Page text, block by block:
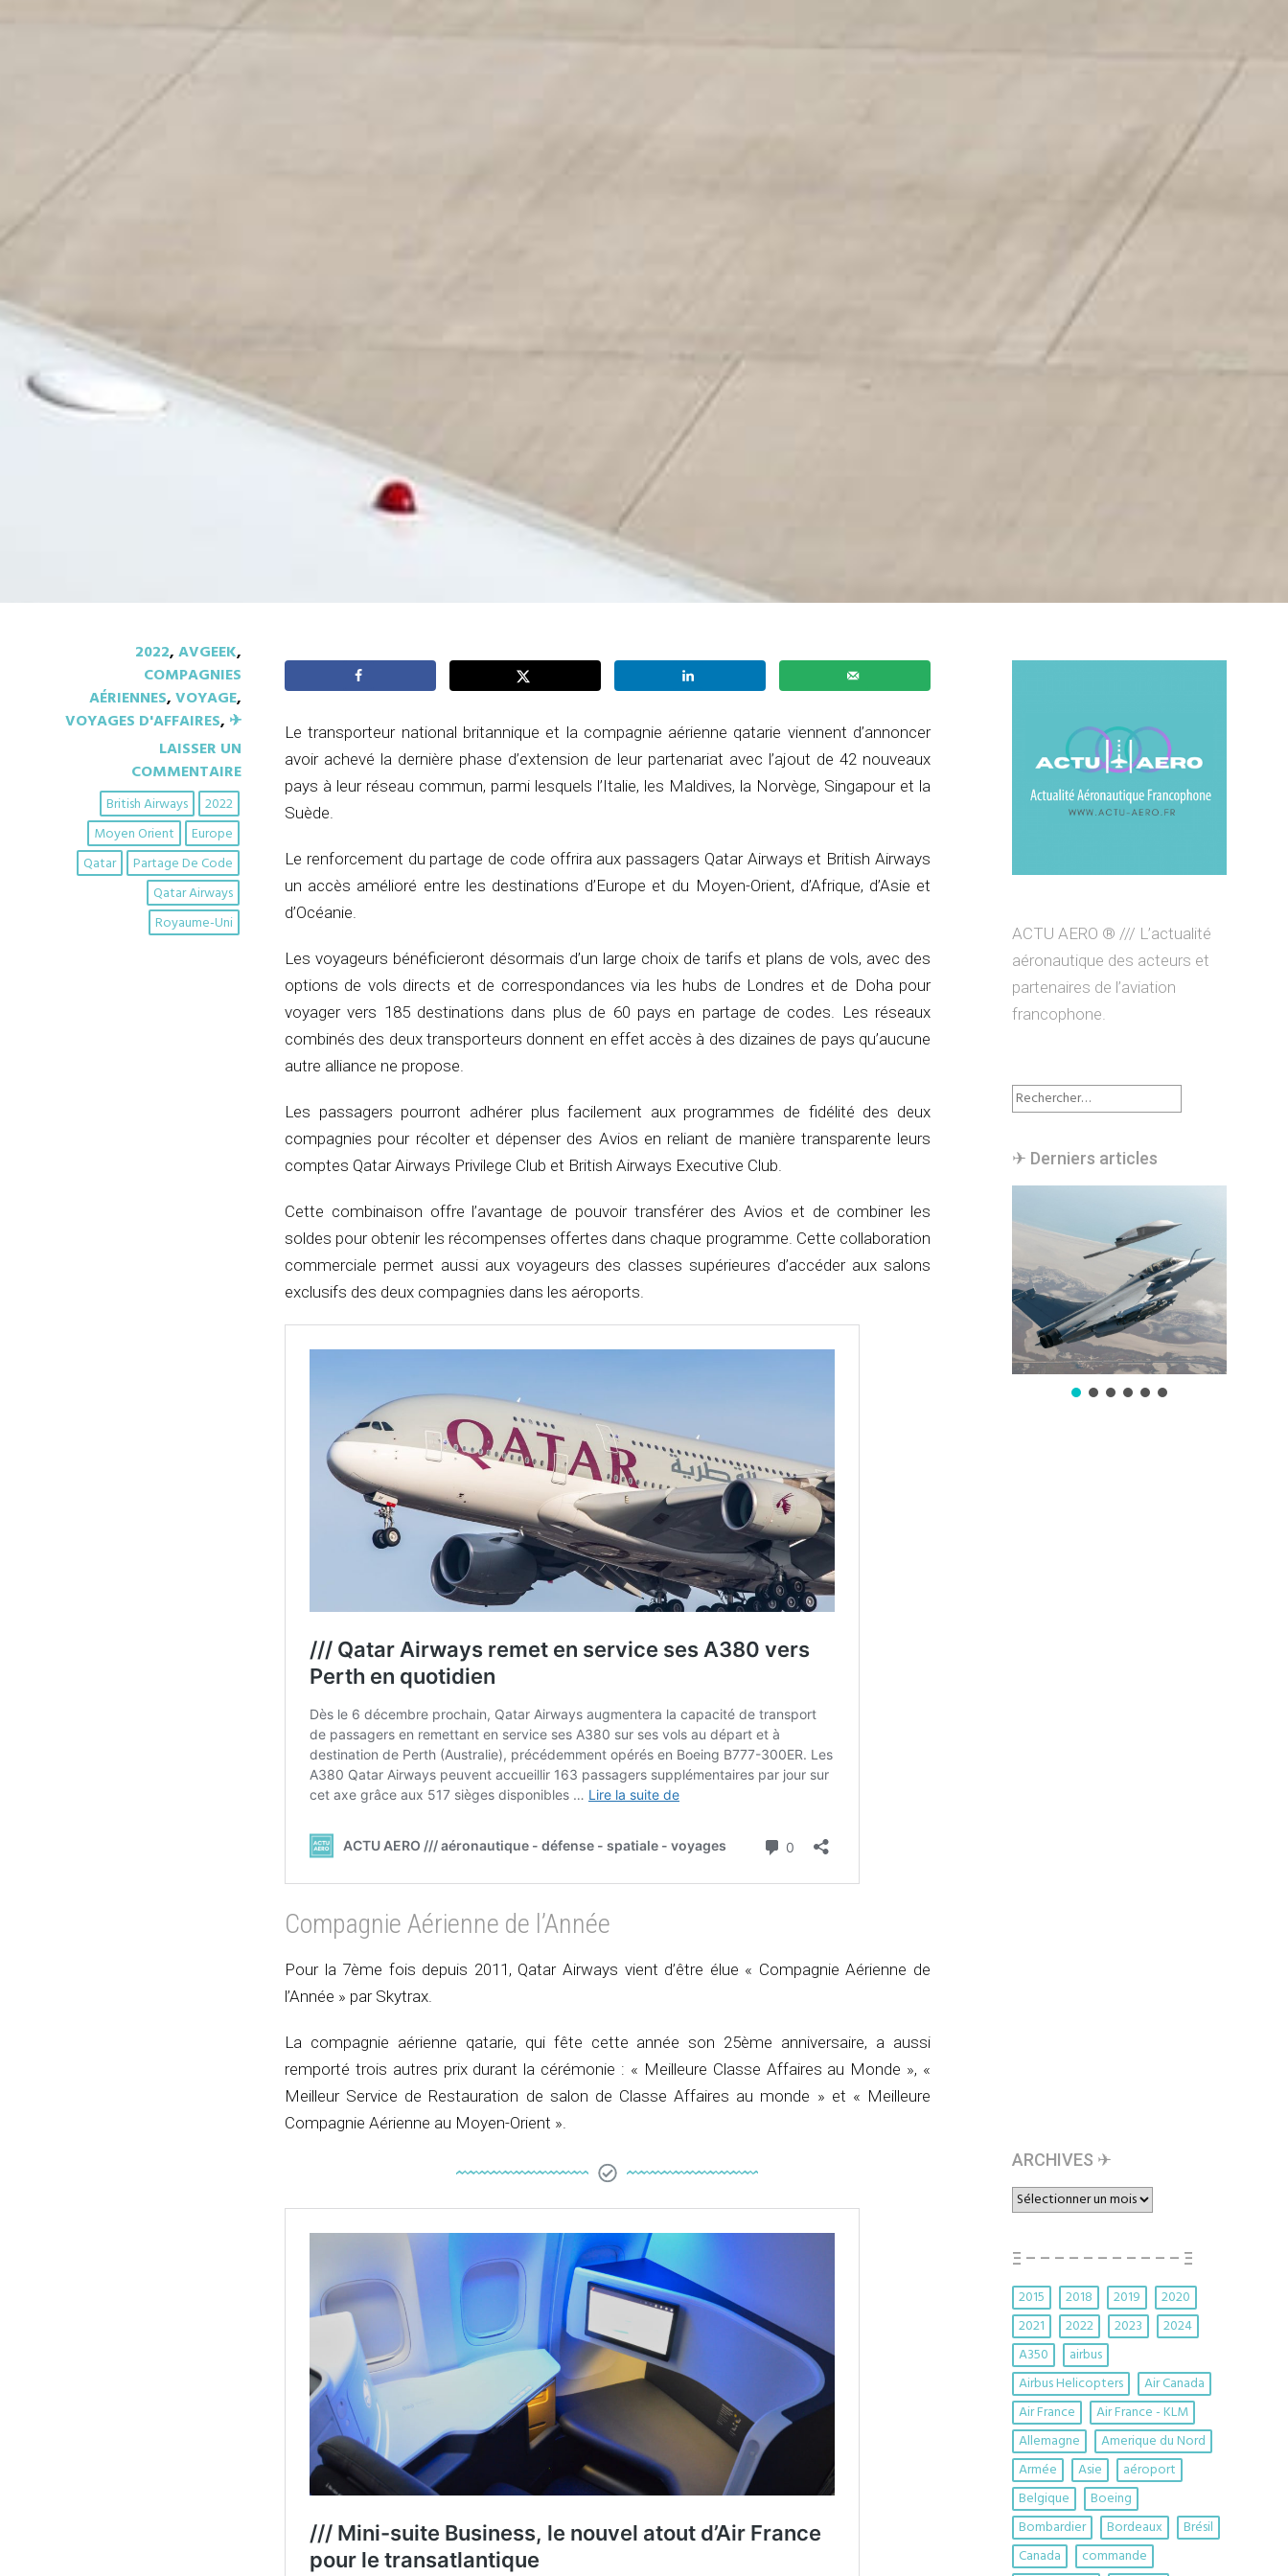
/// Qatar Airways et British Airways étendent le partage de code
29 septembre 2022
2022,AVGEEK,
COMPAGNIES
AÉRIENNES,VOYAGE,
VOYAGES D'AFFAIRES, ✈︎
LAISSER UN
COMMENTAIRE
2022
British Airways
Europe
Moyen Orient
Partage De Code
Qatar
Qatar Airways
Royaume-Uni
Le transporteur national britannique et la compagnie aérienne qatarie viennent d’annoncer
avoir achevé la dernière phase d’extension de leur partenariat avec l’ajout de 42 nouveaux
pays à leur réseau commun, parmi lesquels l’Italie, les Maldives, la Norvège, Singapour et la
Suède.
Le renforcement du partage de code offrira aux passagers Qatar Airways et British Airways
un accès amélioré entre les destinations d’Europe et du Moyen-Orient, d’Afrique, d’Asie et
d’Océanie.
Les voyageurs bénéficieront désormais d’un large choix de tarifs et plans de vols, avec des
options de vols directs et de correspondances via les hubs de Londres et de Doha pour
voyager vers 185 destinations dans plus de 60 pays en partage de codes. Les réseaux
combinés des deux transporteurs donnent en effet accès à des dizaines de pays qu’aucune
autre alliance ne propose.
Les passagers pourront adhérer plus facilement aux programmes de fidélité des deux
compagnies pour récolter et dépenser des Avios en reliant de manière transparente leurs
comptes Qatar Airways Privilege Club et British Airways Executive Club.
Cette combinaison offre l’avantage de pouvoir transférer des Avios et de combiner les
soldes pour obtenir les récompenses offertes dans chaque programme. Cette collaboration
commerciale permet aussi aux voyageurs des classes supérieures d’accéder aux salons
exclusifs des deux compagnies dans les aéroports.
Compagnie Aérienne de l’Année
Pour la 7ème fois depuis 2011, Qatar Airways vient d’être élue « Compagnie Aérienne de
l’Année » par Skytrax.
La compagnie aérienne qatarie, qui fête cette année son 25ème anniversaire, a aussi
remporté trois autres prix durant la cérémonie : « Meilleure Classe Affaires au Monde », «
Meilleur Service de Restauration de salon de Classe Affaires au monde » et « Meilleure
Compagnie Aérienne au Moyen-Orient ».
ACTU AERO ® /// L’actualité
aéronautique des acteurs et
partenaires de l’aviation
francophone.
Rechercher :
✈︎ Derniers articles
ARCHIVES ✈︎
ARCHIVES
✈︎
Ξ – – – – – – – – – – – Ξ
2015 2018 2019
2020
2021
2022 2023
2024
A350
airbus
Airbus Helicopters
Air Canada
Air France
Air France - KLM
Allemagne
Amerique du Nord
Armée
Asie
aéroport
Belgique
Boeing
Bombardier
Bordeaux
Brésil
Canada
commande